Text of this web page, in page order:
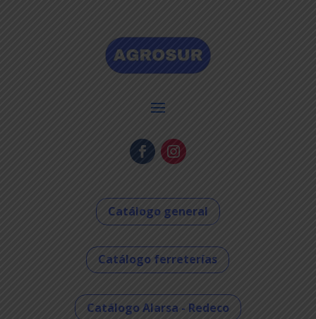
Catálogo general
Catálogo ferreterías
Catálogo Alarsa - Redeco